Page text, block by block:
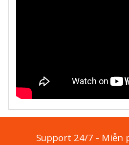
Support 24/7 - Miễn